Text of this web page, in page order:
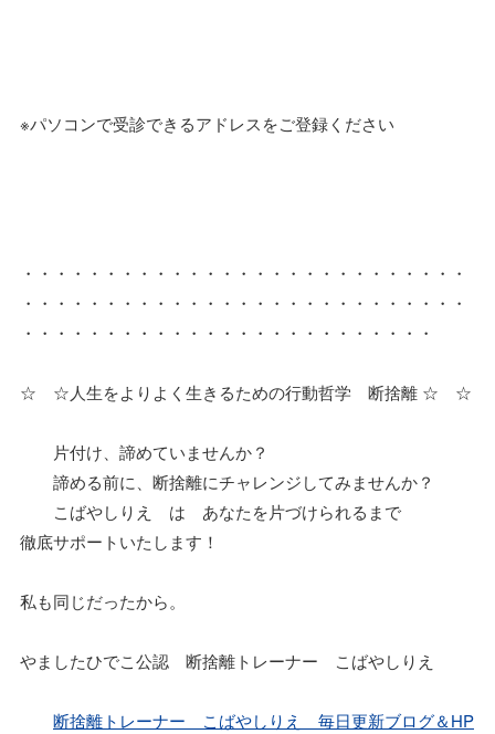
※パソコンで受診できるアドレスをご登録ください
・・・・・・・・・・・・・・・・・・・・・・・・・・・
・・・・・・・・・・・・・・・・・・・・・・・・・・・
・・・・・・・・・・・・・・・・・・・・・・・・・
☆ ☆人生をよりよく生きるための行動哲学 断捨離 ☆ ☆
片付け、諦めていませんか？
諦める前に、断捨離にチャレンジしてみませんか？
こばやしりえ は あなたを片づけられるまで
徹底サポートいたします！
私も同じだったから。
やましたひでこ公認 断捨離トレーナー こばやしりえ
断捨離トレーナー こばやしりえ 毎日更新ブログ＆HP